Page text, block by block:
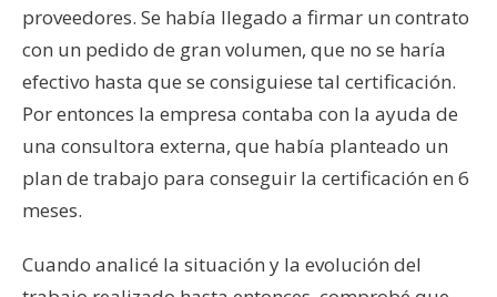
proveedores. Se había llegado a firmar un contrato
con un pedido de gran volumen, que no se haría
efectivo hasta que se consiguiese tal certificación.
Por entonces la empresa contaba con la ayuda de
una consultora externa, que había planteado un
plan de trabajo para conseguir la certificación en 6
meses.
Cuando analicé la situación y la evolución del